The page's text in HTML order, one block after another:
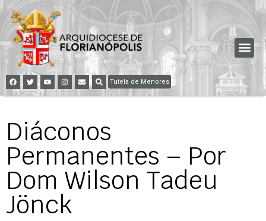
Tutela de Menores
Diáconos
Permanentes – Por
Dom Wilson Tadeu
Jönck